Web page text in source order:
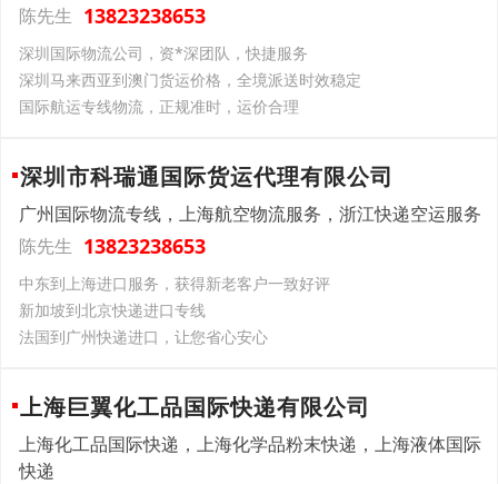
陈先生 13823238653
深圳国际物流公司，资*深团队，快捷服务
深圳马来西亚到澳门货运价格，全境派送时效稳定
国际航运专线物流，正规准时，运价合理
深圳市科瑞通国际货运代理有限公司
广州国际物流专线，上海航空物流服务，浙江快递空运服务
陈先生 13823238653
中东到上海进口服务，获得新老客户一致好评
新加坡到北京快递进口专线
法国到广州快递进口，让您省心安心
上海巨翼化工品国际快递有限公司
上海化工品国际快递，上海化学品粉末快递，上海液体国际
快递